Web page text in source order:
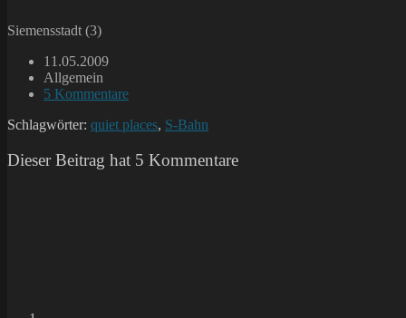
Siemensstadt (3)
Beitrag
veröffentlicht:
11.05.2009
Beitrags-
Kategorie:
Allgemein
Beitrags-
5 Kommentare
Schlagwörter: quiet places, S-Bahn
Dieser Beitrag hat 5 Kommentare